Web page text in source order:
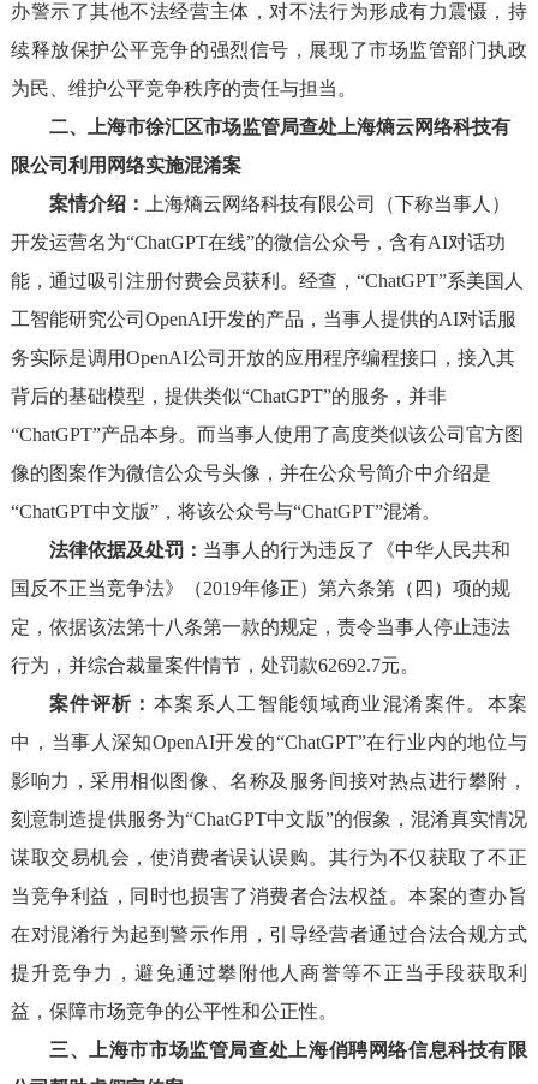
办警示了其他不法经营主体，对不法行为形成有力震慑，持
续释放保护公平竞争的强烈信号，展现了市场监管部门执政
为民、维护公平竞争秩序的责任与担当。
二、上海市徐汇区市场监管局查处上海熵云网络科技有
限公司利用网络实施混淆案
案情介绍：
上海熵云网络科技有限公司（下称当事人）
开发运营名为“ChatGPT在线”的微信公众号，含有AI对话功
能，通过吸引注册付费会员获利。经查，“ChatGPT”系美国人
工智能研究公司OpenAI开发的产品，当事人提供的AI对话服
务实际是调用OpenAI公司开放的应用程序编程接口，接入其
背后的基础模型，提供类似“ChatGPT”的服务，并非
“ChatGPT”产品本身。而当事人使用了高度类似该公司官方图
像的图案作为微信公众号头像，并在公众号简介中介绍是
“ChatGPT中文版”，将该公众号与“ChatGPT”混淆。
法律依据及处罚： 当事人的行为违反了《中华人民共和
国反不正当竞争法》（2019年修正）第六条第（四）项的规
定，依据该法第十八条第一款的规定，责令当事人停止违法
行为，并综合裁量案件情节，处罚款62692.7元。
案件评析： 本案系人工智能领域商业混淆案件。本案
中，当事人深知OpenAI开发的“ChatGPT”在行业内的地位与
影响力，采用相似图像、名称及服务间接对热点进行攀附，
刻意制造提供服务为“ChatGPT中文版”的假象，混淆真实情况
谋取交易机会，使消费者误认误购。其行为不仅获取了不正
当竞争利益，同时也损害了消费者合法权益。本案的查办旨
在对混淆行为起到警示作用，引导经营者通过合法合规方式
提升竞争力，避免通过攀附他人商誉等不正当手段获取利
益，保障市场竞争的公平性和公正性。
三、上海市市场监管局查处上海俏聘网络信息科技有限